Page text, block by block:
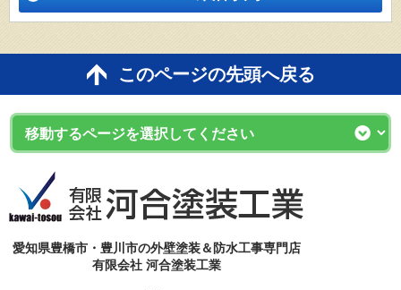
このページの先頭へ戻る
愛知県豊橋市・豊川市の外壁塗装＆防水工事専門店
有限会社 河合塗装工業